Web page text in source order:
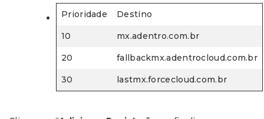
Prioridade Destino
10 mx.adentro.com.br
20 fallbackmx.adentrocloud.com.br
30 lastmx.forcecloud.com.br